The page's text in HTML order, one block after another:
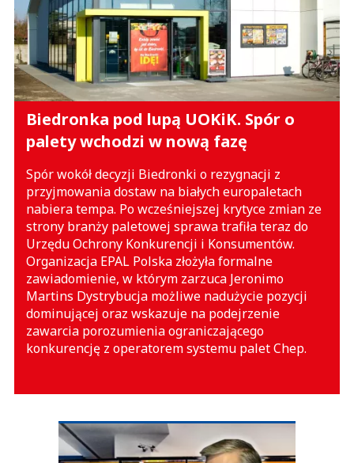
Biedronka pod lupą UOKiK. Spór o
palety wchodzi w nową fazę
Spór wokół decyzji Biedronki o rezygnacji z
przyjmowania dostaw na białych europaletach
nabiera tempa. Po wcześniejszej krytyce zmian ze
strony branży paletowej sprawa trafiła teraz do
Urzędu Ochrony Konkurencji i Konsumentów.
Organizacja EPAL Polska złożyła formalne
zawiadomienie, w którym zarzuca Jeronimo
Martins Dystrybucja możliwe nadużycie pozycji
dominującej oraz wskazuje na podejrzenie
zawarcia porozumienia ograniczającego
konkurencję z operatorem systemu palet Chep.